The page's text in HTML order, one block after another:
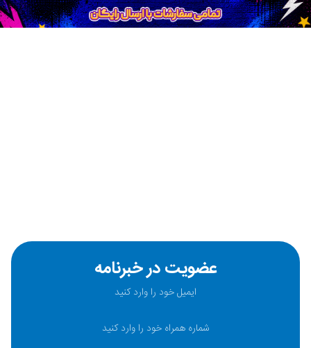
عضویت در خبرنامه